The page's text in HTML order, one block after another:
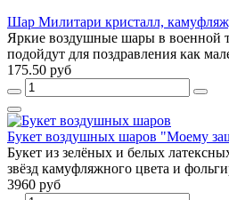
Шар Милитари кристалл,
Яркие воздушные шары в военной
подойдут для поздравления как
175.50 руб
Букет воздушных шаров "Моему
Букет из зелёных и белых
звёзд камуфляжного цвета и
3960 руб